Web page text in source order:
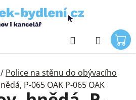
Hledat
/ Police na stěnu do obývacího
P-065 OAK P-065 OAK